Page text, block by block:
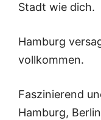
Stadt wie dich.
Hamburg
vollkommen.
Faszinierend
Hamburg,